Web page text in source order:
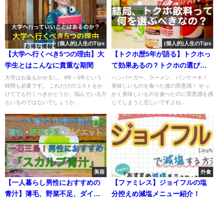
(個人的)人生のTips
【大学へ行くべき5つの理由】大
学生とはこんなに貴重な期間
大学はお金もかかるし、4年～6年という
時間も必要です。 これだけのコストをか
けてでも行くべきかどうか、悩んでいる方
もいるのではないでしょうか...
(個人的)人生のTips
【トクホ歴5年が語る】トクホっ
て効果あるの？トクホの選び
方、飲み方を徹底比較解説！
ハンバーガー、ラーメン、パンケーキ！
美味しいものを食べた後の罪悪感！ せっ
かく美味しいものを食べたのに罪悪感を感
じてしまうと悲しいですよね...
美容
【一人暮らし男性におすすめの
青汁】薄毛、野菜不足、ダイエ
外食
【ファミレス】ジョイフルの塩
分控えめ減塩メニュー紹介！